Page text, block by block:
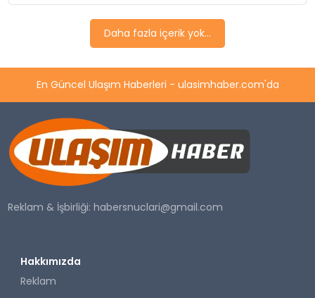
SAĞLIK
Daha fazla içerik yok...
En Güncel Ulaşım Haberleri - ulasimhaber.com'da
Reklam & İşbirliği:habersnuclari@gmail.com
Hakkımızda
Reklam